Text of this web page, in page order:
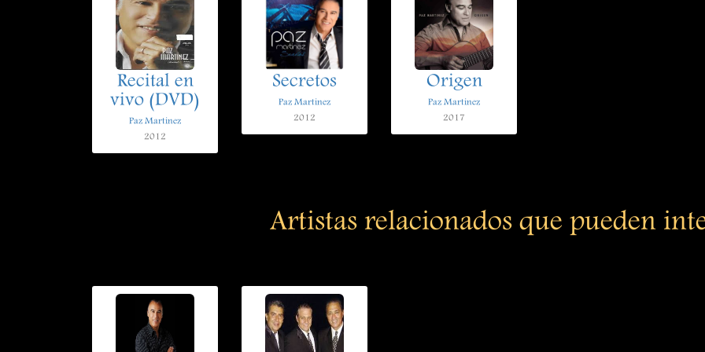
Recital en
vivo (DVD)
Paz Martinez
2012
Secretos
Paz Martinez
2012
Origen
Paz Martinez
2017
Artistas relacionados que pueden